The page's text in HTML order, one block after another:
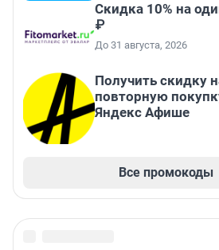
Скидка 10% на
₽
До 31 августа, 2026
Получить скидку
повторную
Яндекс Афише
Все промокоды